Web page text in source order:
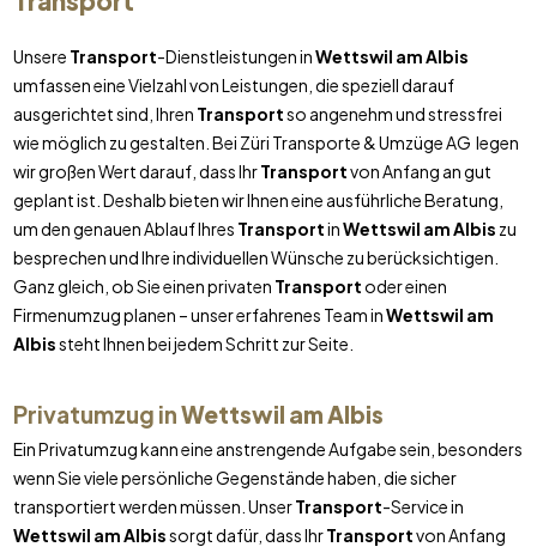
Unsere Transport-Dienstleistungen inWettswil am Albis
umfassen eine Vielzahl von Leistungen, die speziell darauf
ausgerichtet sind, Ihren Transportso angenehm und stressfrei
wie möglich zu gestalten. Bei Züri Transporte & Umzüge AG legen
wir großen Wert darauf, dass IhrTransportvon Anfang an gut
geplant ist. Deshalb bieten wir Ihnen eine ausführliche Beratung,
um den genauen Ablauf Ihres TransportinWettswil am Albis zu
besprechen und Ihre individuellen Wünsche zu berücksichtigen.
Ganz gleich, ob Sie einen privaten Transportoder einen
Firmenumzug planen – unser erfahrenes Team inWettswil am
Albissteht Ihnen bei jedem Schritt zur Seite.
Privatumzug inWettswil am Albis
Ein Privatumzug kann eine anstrengende Aufgabe sein, besonders
wenn Sie viele persönliche Gegenstände haben, die sicher
transportiert werden müssen. UnserTransport-Service in
Wettswil am Albissorgt dafür, dass IhrTransportvon Anfang